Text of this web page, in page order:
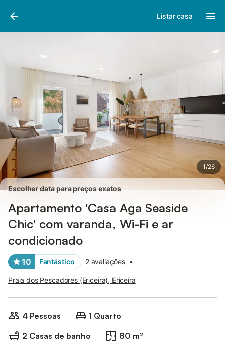
Listar casa
1/26
Fotos
Escolher data para preços exatos
Apartamento 'Casa Aga Seaside
Chic' com varanda, Wi-Fi e ar
condicionado
10 Fantástico 2 avaliações •
Praia dos Pescadores (Ericeira), Ericeira
4 Pessoas
1 Quarto
2 Casas de banho
80 m²